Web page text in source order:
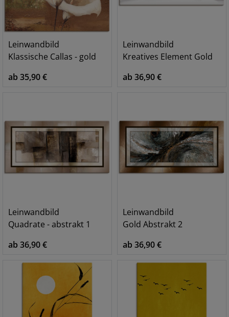
Leinwandbild
Klassische Callas - gold
ab 35,90 €
Leinwandbild
Kreatives Element Gold
ab 36,90 €
Leinwandbild
Quadrate - abstrakt 1
ab 36,90 €
Leinwandbild
Gold Abstrakt 2
ab 36,90 €